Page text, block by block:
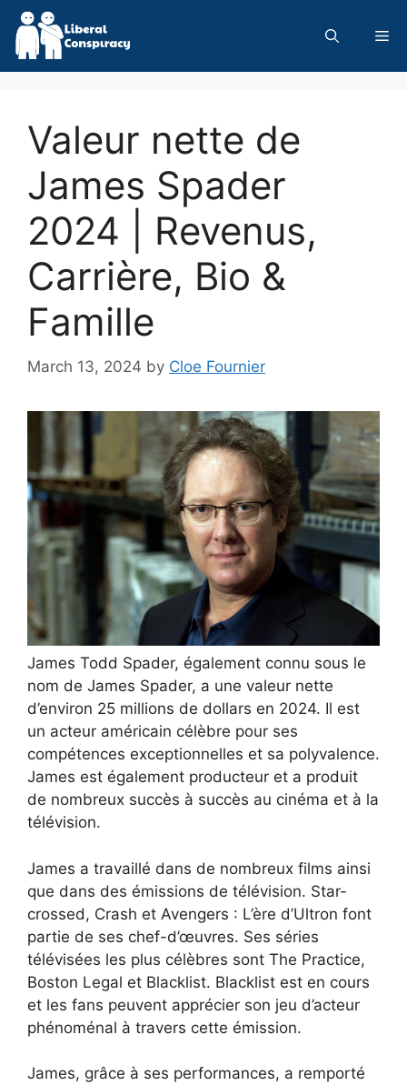
Skip
content
Valeur nette de
James Spader
2024 | Revenus,
Carrière, Bio &
Famille
March 13, 2024 by Cloe Fournier
James Todd Spader, également connu sous le
nom de James Spader, a une valeur nette
d’environ 25 millions de dollars en 2024. Il est
un acteur américain célèbre pour ses
compétences exceptionnelles et sa polyvalence.
James est également producteur et a produit
de nombreux succès à succès au cinéma et à la
télévision.
James a travaillé dans de nombreux films ainsi
que dans des émissions de télévision. Star-
crossed, Crash et Avengers : L’ère d’Ultron font
partie de ses chef-d’œuvres. Ses séries
télévisées les plus célèbres sont The Practice,
Boston Legal et Blacklist. Blacklist est en cours
et les fans peuvent apprécier son jeu d’acteur
phénoménal à travers cette émission.
James, grâce à ses performances, a remporté